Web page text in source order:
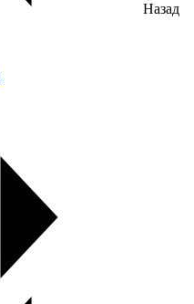
Назад